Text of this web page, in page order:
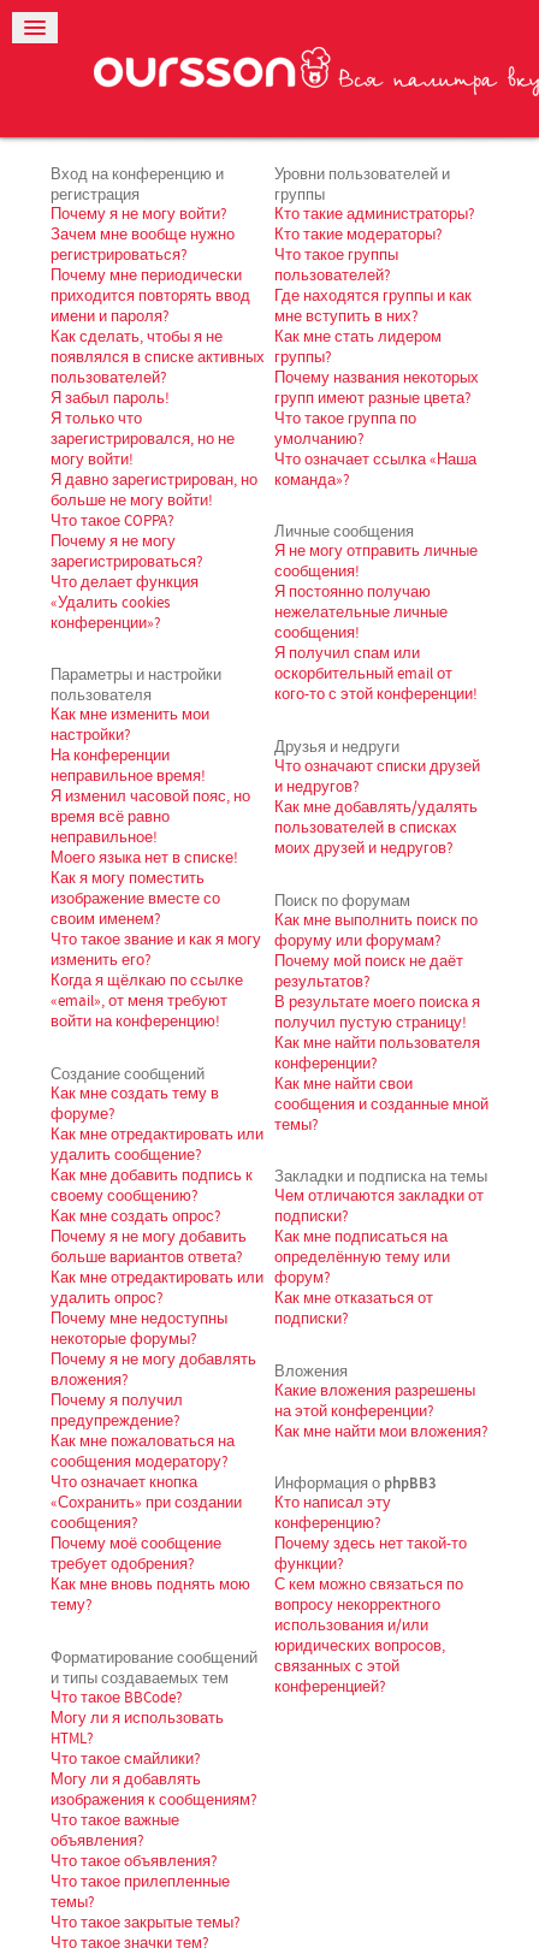
Вход на конференцию и
регистрация
Почему я не могу войти?
Зачем мне вообще нужно
регистрироваться?
Почему мне периодически
приходится повторять ввод
имени и пароля?
Как сделать, чтобы я не
появлялся в списке активных
пользователей?
Я забыл пароль!
Я только что
зарегистрировался, но не
могу войти!
Я давно зарегистрирован, но
больше не могу войти!
Что такое COPPA?
Почему я не могу
зарегистрироваться?
Что делает функция
«Удалить cookies
конференции»?
Параметры и настройки
пользователя
Как мне изменить мои
настройки?
На конференции
неправильное время!
Я изменил часовой пояс, но
время всё равно
неправильное!
Моего языка нет в списке!
Как я могу поместить
изображение вместе со
своим именем?
Что такое звание и как я могу
изменить его?
Когда я щёлкаю по ссылке
«email», от меня требуют
войти на конференцию!
Создание сообщений
Как мне создать тему в
форуме?
Как мне отредактировать или
удалить сообщение?
Как мне добавить подпись к
своему сообщению?
Как мне создать опрос?
Почему я не могу добавить
больше вариантов ответа?
Как мне отредактировать или
удалить опрос?
Почему мне недоступны
некоторые форумы?
Почему я не могу добавлять
вложения?
Почему я получил
предупреждение?
Как мне пожаловаться на
сообщения модератору?
Что означает кнопка
«Сохранить» при создании
сообщения?
Почему моё сообщение
требует одобрения?
Как мне вновь поднять мою
тему?
Форматирование сообщений
и типы создаваемых тем
Что такое BBCode?
Могу ли я использовать
HTML?
Что такое смайлики?
Могу ли я добавлять
изображения к сообщениям?
Что такое важные
объявления?
Что такое объявления?
Что такое прилепленные
темы?
Что такое закрытые темы?
Что такое значки тем?
Уровни пользователей и
группы
Кто такие администраторы?
Кто такие модераторы?
Что такое группы
пользователей?
Где находятся группы и как
мне вступить в них?
Как мне стать лидером
группы?
Почему названия некоторых
групп имеют разные цвета?
Что такое группа по
умолчанию?
Что означает ссылка «Наша
команда»?
Личные сообщения
Я не могу отправить личные
сообщения!
Я постоянно получаю
нежелательные личные
сообщения!
Я получил спам или
оскорбительный email от
кого-то с этой конференции!
Друзья и недруги
Что означают списки друзей
и недругов?
Как мне добавлять/удалять
пользователей в списках
моих друзей и недругов?
Поиск по форумам
Как мне выполнить поиск по
форуму или форумам?
Почему мой поиск не даёт
результатов?
В результате моего поиска я
получил пустую страницу!
Как мне найти пользователя
конференции?
Как мне найти свои
сообщения и созданные мной
темы?
Закладки и подписка на темы
Чем отличаются закладки от
подписки?
Как мне подписаться на
определённую тему или
форум?
Как мне отказаться от
подписки?
Вложения
Какие вложения разрешены
на этой конференции?
Как мне найти мои вложения?
Информация о phpBB3
Кто написал эту
конференцию?
Почему здесь нет такой-то
функции?
С кем можно связаться по
вопросу некорректного
использования и/или
юридических вопросов,
связанных с этой
конференцией?